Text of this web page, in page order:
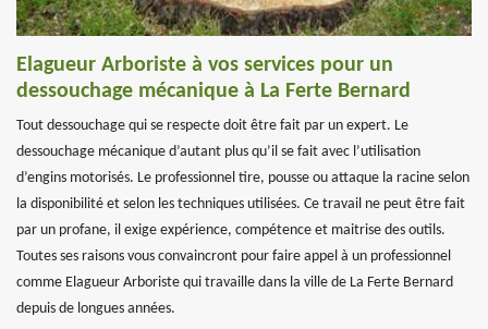
Elagueur Arboriste à vos services pour un
dessouchage mécanique à La Ferte Bernard
Tout dessouchage qui se respecte doit être fait par un expert. Le
dessouchage mécanique d’autant plus qu’il se fait avec l’utilisation
d’engins motorisés. Le professionnel tire, pousse ou attaque la racine selon
la disponibilité et selon les techniques utilisées. Ce travail ne peut être fait
par un profane, il exige expérience, compétence et maitrise des outils.
Toutes ses raisons vous convaincront pour faire appel à un professionnel
comme Elagueur Arboriste qui travaille dans la ville de La Ferte Bernard
depuis de longues années.